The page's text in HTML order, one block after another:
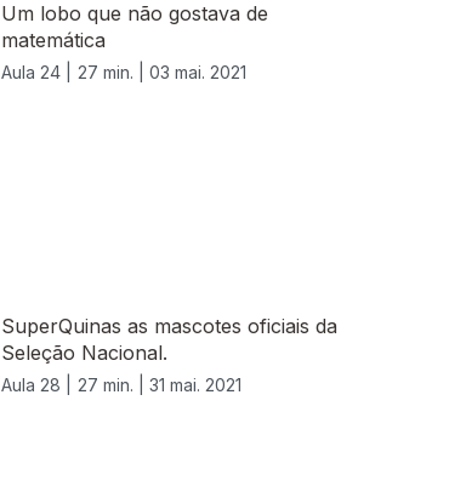
Um lobo que não gostava de
matemática
Aula 24 | 27 min. | 03 mai. 2021
SuperQuinas as mascotes oficiais da
Seleção Nacional.
Aula 28 | 27 min. | 31 mai. 2021